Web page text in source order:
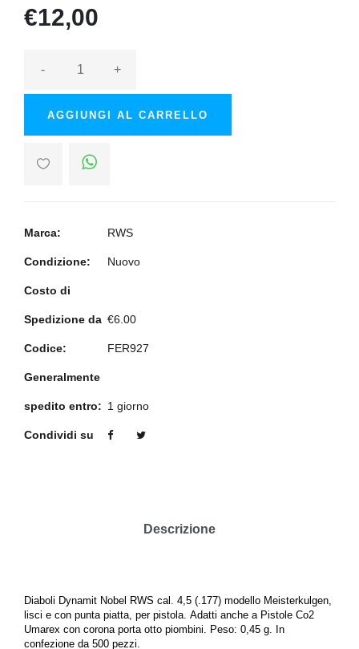
€12,00
- +
AGGIUNGI AL CARRELLO
Marca: RWS
Condizione: Nuovo
Costo di
Spedizione da €6.00
Codice: FER927
Generalmente
spedito entro: 1 giorno
Condividi su
Descrizione
Diaboli Dynamit Nobel RWS cal. 4,5 (.177) modello Meisterkulgen,
lisci e con punta piatta, per pistola. Adatti anche a Pistole Co2
Umarex con corona porta otto piombini. Peso: 0,45 g. In
confezione da 500 pezzi.